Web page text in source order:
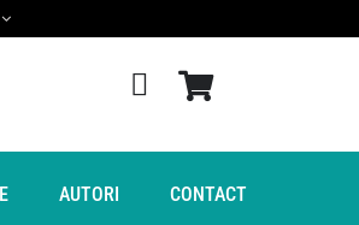
AUTORI CONTACT